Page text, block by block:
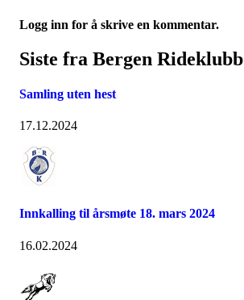
Logg inn for å skrive en kommentar.
Siste fra Bergen Rideklubb
Samling uten hest
17.12.2024
Innkalling til årsmøte 18. mars 2024
16.02.2024